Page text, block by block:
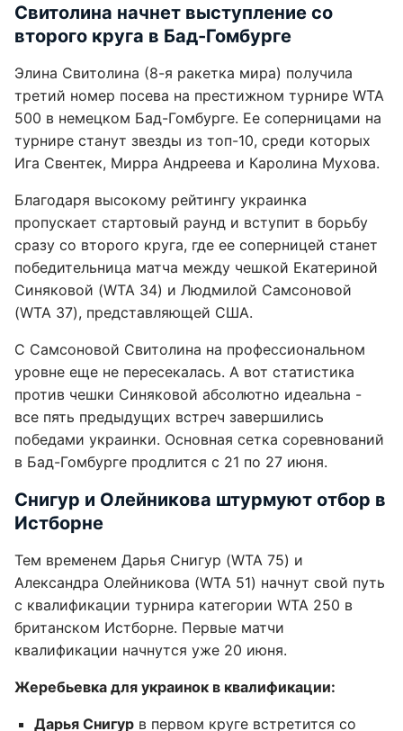
Свитолина начнет выступление со
второго круга в Бад-Гомбурге
Элина Свитолина (8-я ракетка мира) получила
третий номер посева на престижном турнире WTA
500 в немецком Бад-Гомбурге. Ее соперницами на
турнире станут звезды из топ-10, среди которых
Ига Свентек, Мирра Андреева и Каролина Мухова.
Благодаря высокому рейтингу украинка
пропускает стартовый раунд и вступит в борьбу
сразу со второго круга, где ее соперницей станет
победительница матча между чешкой Екатериной
Синяковой (WTA 34) и Людмилой Самсоновой
(WTA 37), представляющей США.
С Самсоновой Свитолина на профессиональном
уровне еще не пересекалась. А вот статистика
против чешки Синяковой абсолютно идеальна -
все пять предыдущих встреч завершились
победами украинки. Основная сетка соревнований
в Бад-Гомбурге продлится с 21 по 27 июня.
Снигур и Олейникова штурмуют отбор в
Истборне
Тем временем Дарья Снигур (WTA 75) и
Александра Олейникова (WTA 51) начнут свой путь
с квалификации турнира категории WTA 250 в
британском Истборне. Первые матчи
квалификации начнутся уже 20 июня.
Жеребьевка для украинок в квалификации:
Дарья Снигур в первом круге встретится со